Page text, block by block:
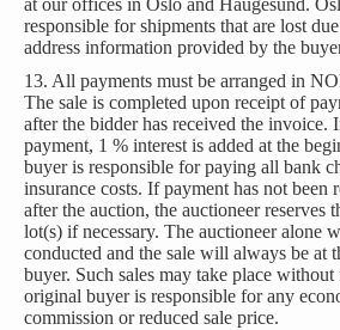
at our offices in Oslo and Haugesund.
responsible for shipments that are lost
address information provided by the
13. All payments must be arranged in
The sale is completed upon receipt of
after the bidder has received the invoice.
payment, 1 % interest is added at the
buyer is responsible for paying all bank
insurance costs. If payment has not been
after the auction, the auctioneer reserves
lot(s) if necessary. The auctioneer alone
conducted and the sale will always be at
buyer. Such sales may take place
original buyer is responsible for any
commission or reduced sale price.